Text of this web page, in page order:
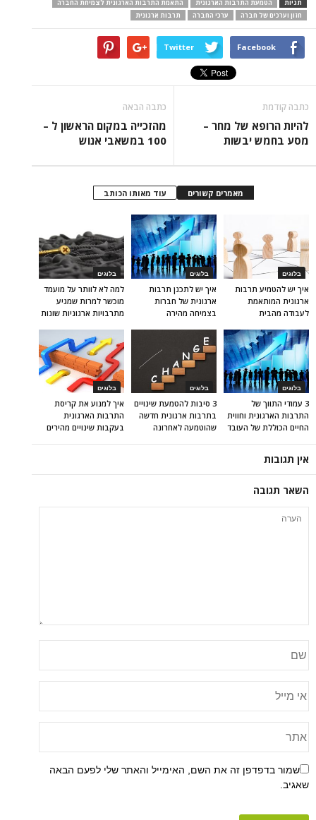
תגיות הטמעת התרבות הארגונית
התאמת התרבות הארגונית לצמיחת החברה
חזון וערכים של חברה
ערכי החברה תרבות ארגונית
Facebook
Twitter
כתבה קודמת
להיות הרופא של מחר –
מסע בחמש יבשות
כתבה הבאה
מהזכייה במקום הראשון ל –
100 במשאבי אנוש
מאמרים קשורים עוד מאותו הכותב
בלוגים
למה לא לוותר על מועמד
מוכשר למרות שמגיע
מתרבויות ארגוניות שונות
בלוגים
איך יש לתכנן תרבות
ארגונית של חברות
בצמיחה מהירה
בלוגים
איך יש להטמיע תרבות
ארגונית המותאמת
לעבודה מהבית
בלוגים
איך למנוע את קריסת
התרבות הארגונית
בעקבות שינויים מהירים
בלוגים
3 סיבות להטמעת שינויים
בתרבות ארגונית חדשה
שהוטמעה לאחרונה
בלוגים
3 עמודי התווך של
התרבות הארגונית וחווית
החיים הכוללת של העובד
אין תגובות
השאר תגובה
שמור בדפדפן זה את השם, האימייל והאתר שלי לפעם הבאה
שאגיב.